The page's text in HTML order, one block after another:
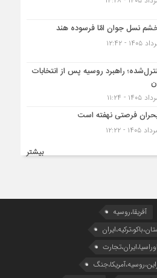
نسل جوان امّا فرسوده هند
راهبرد روسیه پس از انتخابات
فرصتی نهفته است
بیشتر
آفریقا،روسیه
اوراسیا،ایران،تجارت